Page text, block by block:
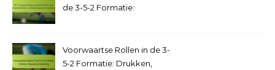
de 3-5-2 Formatie:
middenveld
Voorwaartse Rollen in de 3-
5-2 Formatie: Drukken,